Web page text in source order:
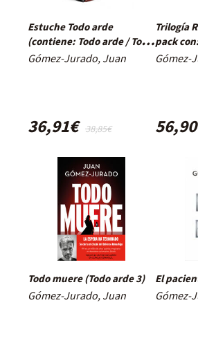
Estuche Todo arde
(contiene: Todo arde / Todo
vuelve / Todo muere)
Gómez-Jurado, Juan
38,85€
36,91€
Trilogía
pack
negra,
Gómez-
Todo muere (Todo arde 3)
Gómez-Jurado, Juan
El
Gómez-